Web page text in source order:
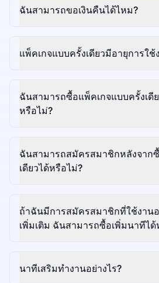
ฉันสามารถขอเงินคืนได้ไหม?
แพ็คเกจแบบครั้งเดียวมีอายุการใช้
ฉันสามารถซื้อแพ็คเกจแบบครั้งเดี
หรือไม่?
ฉันสามารถสมัครสมาชิกหลังจาก
เดียวได้หรือไม่?
ถ้าฉันมีการสมัครสมาชิกที่ใช้งาน
เพิ่มเติม ฉันสามารถซื้อเพิ่มนาทีได้
นาทีเสริมทำงานอย่างไร?